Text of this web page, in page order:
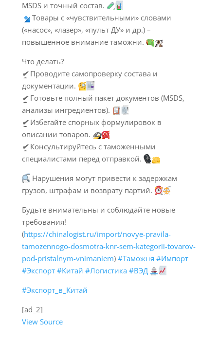
MSDS и точный состав.
Товары с «чувствительными» словами
(«насос», «лазер», «пульт ДУ» и др.) –
повышенное внимание таможни.
Что делать?
✔Проводите самопроверку состава и
документации.
✔Готовьте полный пакет документов (MSDS,
анализы ингредиентов).
✔Избегайте спорных формулировок в
описании товаров. ✍️
✔Консультируйтесь с таможенными
специалистами перед отправкой.
Нарушения могут привести к задержкам
грузов, штрафам и возврату партий.
Будьте внимательны и соблюдайте новые
требования!
(https://chinalogist.ru/import/novye-pravila-
tamozennogo-dosmotra-knr-sem-kategorii-tovarov-
pod-pristalnym-vnimaniem) #Таможня #Импорт
#Экспорт #Китай #Логистика #ВЭД
#Экспорт_в_Китай
[ad_2]
View Source